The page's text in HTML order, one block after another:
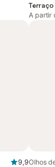
A partir
9,9Olhos